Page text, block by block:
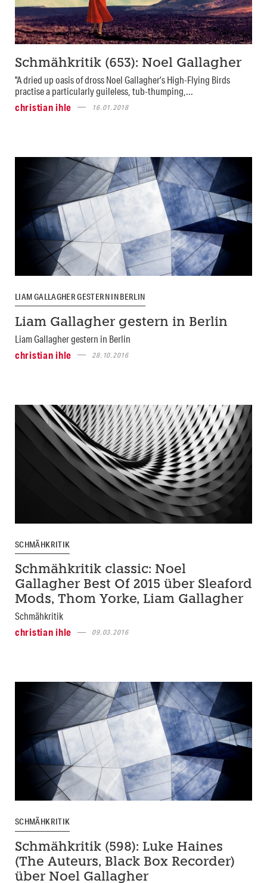
Schmähkritik (653): Noel Gallagher
"A dried up oasis of dross Noel Gallagher’s High-Flying Birds
practise a particularly guileless, tub-thumping,...
christian ihle
16.01.2018
LIAM GALLAGHER GESTERN IN BERLIN
Liam Gallagher gestern in Berlin
Liam Gallagher gestern in Berlin
christian ihle
28.10.2016
SCHMÄHKRITIK
Schmähkritik classic: Noel
Gallagher Best Of 2015 über Sleaford
Mods, Thom Yorke, Liam Gallagher
Schmähkritik
christian ihle
09.03.2016
SCHMÄHKRITIK
Schmähkritik (598): Luke Haines
(The Auteurs, Black Box Recorder)
über Noel Gallagher